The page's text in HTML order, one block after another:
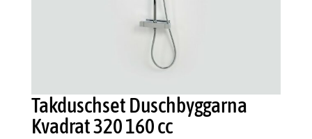
Takduschset Duschbyggarna
Kvadrat 320 160 cc